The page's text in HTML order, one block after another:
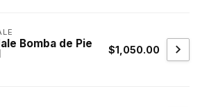
Bomba de Pie $1,050.00